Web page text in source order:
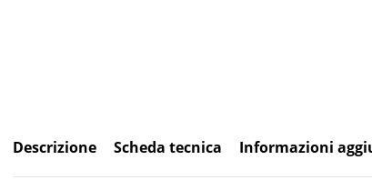
Descrizione Scheda tecnica Informazioni